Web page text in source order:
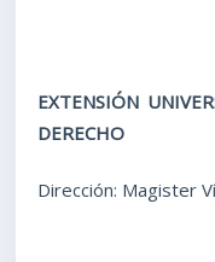
EXTENSIÓN
DERECHO
Dirección: Magister